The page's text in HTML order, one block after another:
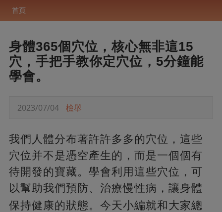
首頁
身體365個穴位，核心無非這15
穴，手把手教你定穴位，5分鐘能
學會。
2023/07/04 檢舉
我們人體分布著許許多多的穴位，這些
穴位并不是憑空產生的，而是一個個有
待開發的寶藏。學會利用這些穴位，可
以幫助我們預防、治療慢性病，讓身體
保持健康的狀態。 今天小編就和大家總